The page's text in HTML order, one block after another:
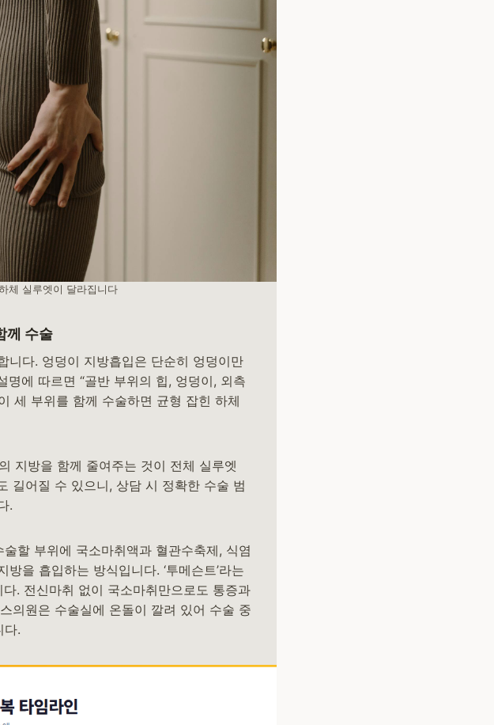
체 실루엣이 달라집니다
께 수술
니다. 엉덩이 지방흡입은 단순히 엉덩이만
에 따르면 “골반 부위의 힙, 엉덩이, 외측
세 부위를 함께 수술하면 균형 잡힌 하체
지방을 함께 줄여주는 것이 전체 실루엣
길어질 수 있으니, 상담 시 정확한 수술 범
.
할 부위에 국소마취액과 혈관수축제, 식염
을 흡입하는 방식입니다. ‘투메슨트’라는
. 전신마취 없이 국소마취만으로도 통증과
의원은 수술실에 온돌이 깔려 있어 수술 중
다.